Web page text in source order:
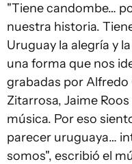
"Tiene candombe…
nuestra historia.
Uruguay la alegría y
una forma que nos
grabadas por
Zitarrosa, Jaime
música. Por eso
parecer uruguaya…
somos", escribió el